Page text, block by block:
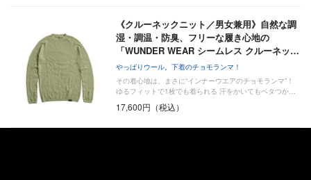
《クルーネックニット／男女兼用》自然な調
湿・調温・防臭、フリーな履き心地の
「WUNDER WEAR シームレス クルーネッ…
やっぱりウール。下着のチョモランマ！
その着心地は、まさに“インナーウエアのチョモランマ”！
ゆるフィットで1枚でも着られる 汗をかいてもベタつか…
17,600円（税込）